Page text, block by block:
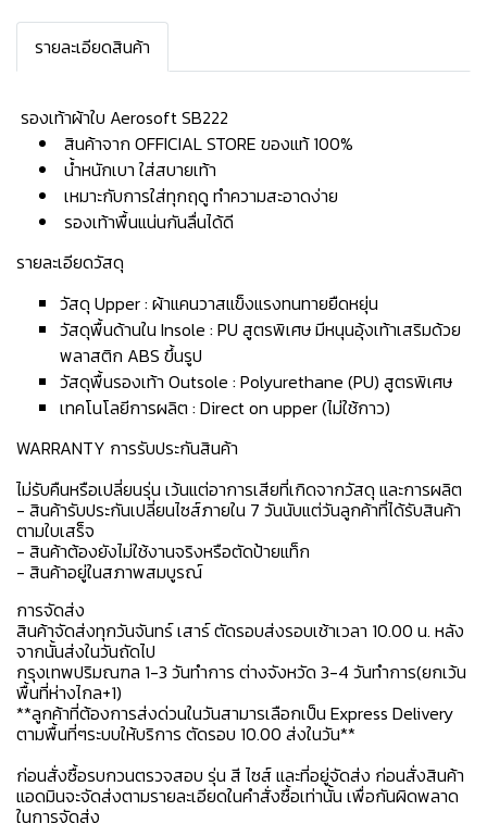
รายละเอียดสินค้า
️ รองเท้าผ้าใบ Aerosoft SB222
สินค้าจาก OFFICIAL STORE ของแท้ 100%
น้ำหนักเบา ใส่สบายเท้า
เหมาะกับการใส่ทุกฤดู ทำความสะอาดง่าย
รองเท้าพื้นแน่นกันลื่นได้ดี
รายละเอียดวัสดุ
วัสดุ Upper : ผ้าแคนวาสแข็งแรงทนทายยืดหยุ่น
วัสดุพื้นด้านใน Insole : PU สูตรพิเศษ มีหนุนอุ้งเท้าเสริมด้วย
พลาสติก ABS ขึ้นรูป
วัสดุพื้นรองเท้า Outsole : Polyurethane (PU) สูตรพิเศษ
เทคโนโลยีการผลิต : Direct on upper (ไม่ใช้กาว)
WARRANTY การรับประกันสินค้า
ไม่รับคืนหรือเปลี่ยนรุ่น เว้นแต่อาการเสียที่เกิดจากวัสดุ และการผลิต
- สินค้ารับประกันเปลี่ยนไซส์ภายใน 7 วันนับแต่วันลูกค้าที่ได้รับสินค้า
ตามใบเสร็จ
- สินค้าต้องยังไม่ใช้งานจริงหรือตัดป้ายแท็ก
- สินค้าอยู่ในสภาพสมบูรณ์
การจัดส่ง
สินค้าจัดส่งทุกวันจันทร์ เสาร์ ตัดรอบส่งรอบเช้าเวลา 10.00 น. หลัง
จากนั้นส่งในวันถัดไป
กรุงเทพปริมณฑล 1-3 วันทำการ ต่างจังหวัด 3-4 วันทำการ(ยกเว้น
พื้นที่ห่างไกล+1)
**ลูกค้าที่ต้องการส่งด่วนในวันสามารเลือกเป็น Express Delivery
ตามพื้นที่ๆระบบให้บริการ ตัดรอบ 10.00 ส่งในวัน**
ก่อนสั่งซื้อรบกวนตรวจสอบ รุ่น สี ไซส์ และที่อยู่จัดส่ง ก่อนสั่งสินค้า
แอดมินจะจัดส่งตามรายละเอียดในคำสั่งซื้อเท่านั้น เพื่อกันผิดพลาด
ในการจัดส่ง